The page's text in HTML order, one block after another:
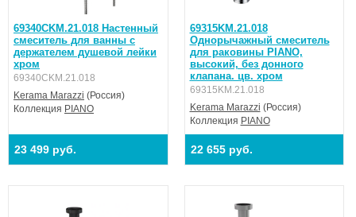
69340CKM.21.018 Настенный
смеситель для ванны с
держателем душевой лейки
хром
69340CKM.21.018
Kerama Marazzi (Россия)
Коллекция PIANO
23 499 руб.
69315KM.21.018
Однорычажный смеситель
для раковины PIANO,
высокий, без донного
клапана. цв. хром
69315KM.21.018
Kerama Marazzi (Россия)
Коллекция PIANO
22 655 руб.